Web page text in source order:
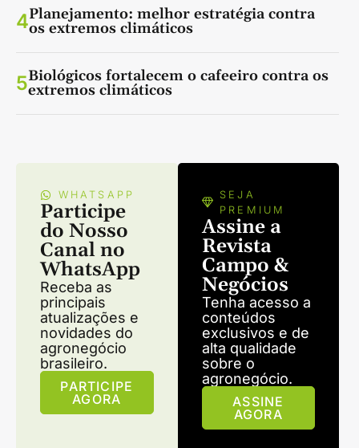
4Planejamento: melhor estratégia contra
os extremos climáticos
5Biológicos fortalecem o cafeeiro contra os
extremos climáticos
WHATSAPP
Participe
do Nosso
Canal no
WhatsApp
Receba as
principais
atualizações e
novidades do
agronegócio
brasileiro.
PARTICIPE
AGORA
SEJA
PREMIUM
Assine a
Revista
Campo &
Negócios
Tenha acesso a
conteúdos
exclusivos e de
alta qualidade
sobre o
agronegócio.
ASSINE
AGORA